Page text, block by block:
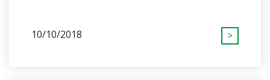
10/10/2018 >